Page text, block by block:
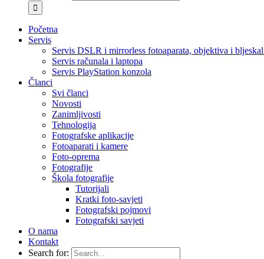
Početna
Servis
Servis DSLR i mirrorless fotoaparata, objektiva i
Servis računala i laptopa
Servis PlayStation konzola
Članci
Svi članci
Novosti
Zanimljivosti
Tehnologija
Fotografske aplikacije
Fotoaparati i kamere
Foto-oprema
Fotografije
Škola fotografije
Tutorijali
Kratki foto-savjeti
Fotografski pojmovi
Fotografski savjeti
O nama
Kontakt
Search for: